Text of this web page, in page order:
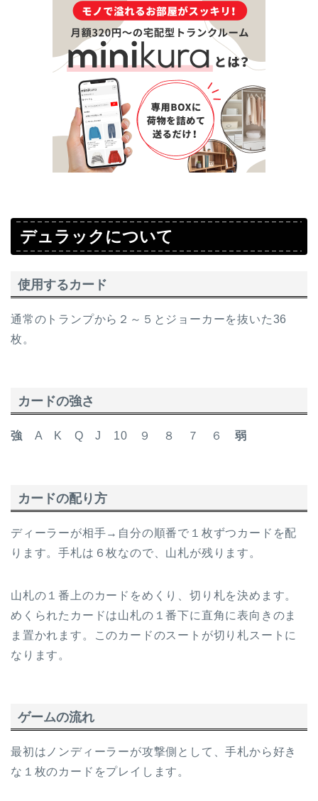
デュラックについて
使用するカード
通常のトランプから２～５とジョーカーを抜いた36
枚。
カードの強さ
強 A K Q J 10 ９ ８ ７ ６ 弱
カードの配り方
ディーラーが相手→自分の順番で１枚ずつカードを配
ります。手札は６枚なので、山札が残ります。
山札の１番上のカードをめくり、切り札を決めます。
めくられたカードは山札の１番下に直角に表向きのま
ま置かれます。このカードのスートが切り札スートに
なります。
ゲームの流れ
最初はノンディーラーが攻撃側として、手札から好き
な１枚のカードをプレイします。